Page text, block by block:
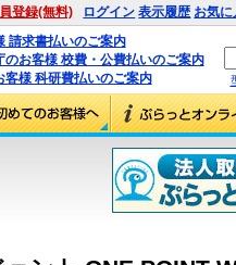
登録(無料) ログイン 表示履歴 お気に
請求書払いのご案内
のお客様 校費・公費払いのご案内
客様 科研費払いのご案内